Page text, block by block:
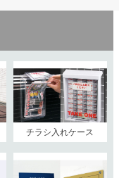
チラシ入れケース